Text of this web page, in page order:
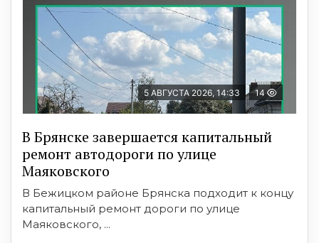
5 АВГУСТА 2026, 14:33 14
В Брянске завершается капитальный
ремонт автодороги по улице
Маяковского
В Бежицком районе Брянска подходит к концу
капитальный ремонт дороги по улице
Маяковского, ...